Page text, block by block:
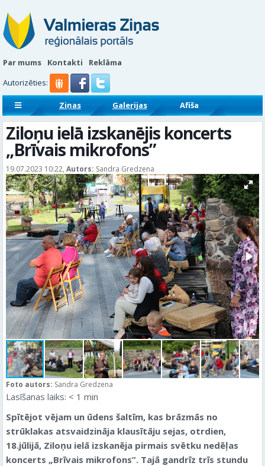
Par mums Kontakti
Reklāma
Autorizēties:
Ziņas Galerijas
Afiša
Sludinājumi
Reklāmraksti
Ziloņu ielā izskanējis koncerts
„Brīvais mikrofons”
19.07.2023 10:22, Autors: Sandra Gredzena
Foto autors: Sandra Gredzena
Lasīšanas laiks: < 1 min
Spītējot vējam un ūdens šaltīm, kas brāzmās no
strūklakas atsvaidzināja klausītāju sejas, otrdien,
18.jūlijā, Ziloņu ielā izskanēja pirmais svētku nedēļas
koncerts „Brīvais mikrofons”. Tajā gandrīz trīs stundu